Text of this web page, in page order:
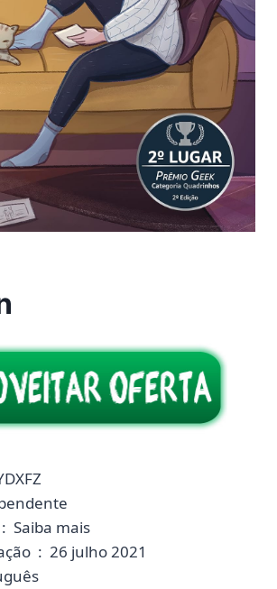
Acessibilidade ‏ : ‎ Saiba mais
Data da publicação ‏ : ‎ 26 julho 2021